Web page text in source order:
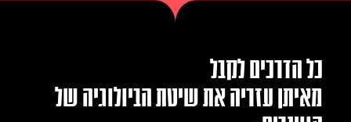
כל הדרכים לקבל
מאיתן עזריה את שיטת הביולוגיה של